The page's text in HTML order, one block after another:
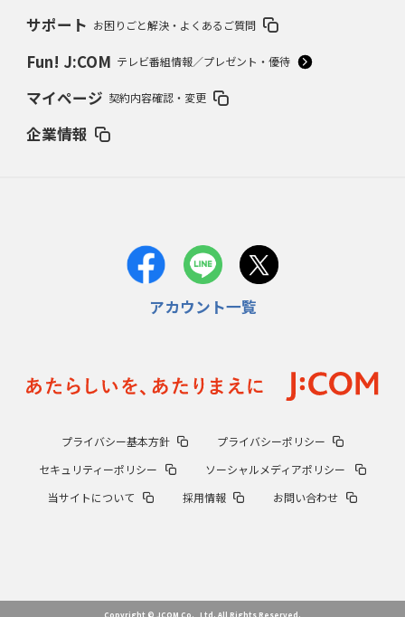
サポート お困りごと解決・よくあるご質問
Fun! J:COM テレビ番組情報／プレゼント・優待
マイページ 契約内容確認・変更
企業情報
アカウント一覧
プライバシー基本方針
プライバシーポリシー
セキュリティーポリシー
ソーシャルメディアポリシー
当サイトについて
採用情報 お問い合わせ